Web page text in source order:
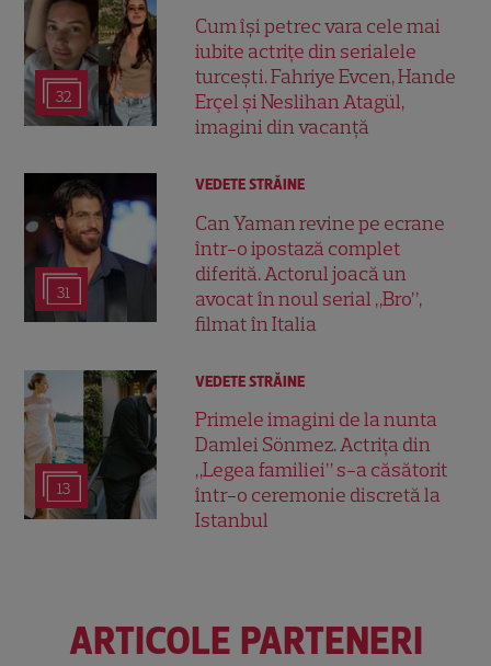
32
Cum își petrec vara cele mai
iubite actrițe din serialele
turcești. Fahriye Evcen, Hande
Erçel și Neslihan Atagül,
imagini din vacanță
31
VEDETE STRĂINE
Can Yaman revine pe ecrane
într-o ipostază complet
diferită. Actorul joacă un
avocat în noul serial „Bro”,
filmat în Italia
13
VEDETE STRĂINE
Primele imagini de la nunta
Damlei Sönmez. Actrița din
„Legea familiei” s-a căsătorit
într-o ceremonie discretă la
Istanbul
ARTICOLE PARTENERI